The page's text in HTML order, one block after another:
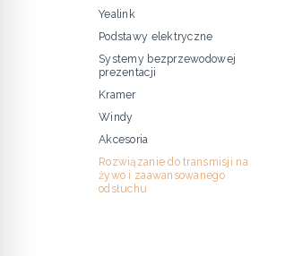
Yealink
Podstawy elektryczne
Systemy bezprzewodowej
prezentacji
Kramer
Windy
Akcesoria
Rozwiązanie do transmisji na
żywo i zaawansowanego
odsłuchu